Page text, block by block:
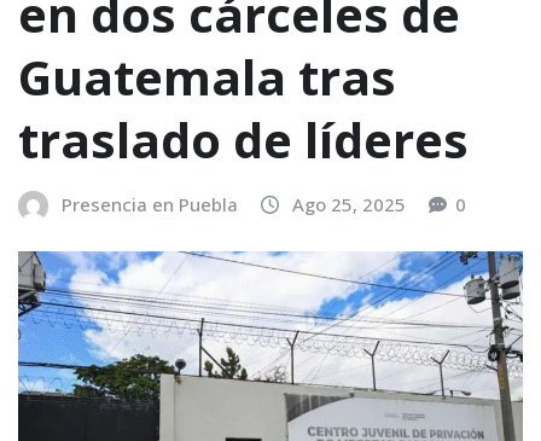
en dos cárceles de
Guatemala tras
traslado de líderes
Presencia en Puebla Ago 25, 2025 0